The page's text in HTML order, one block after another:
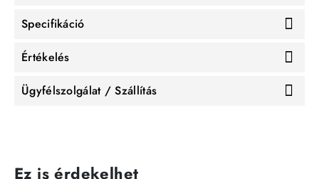
Specifikáció
Értékelés
Ügyfélszolgálat / Szállítás
Ez is érdekelhet